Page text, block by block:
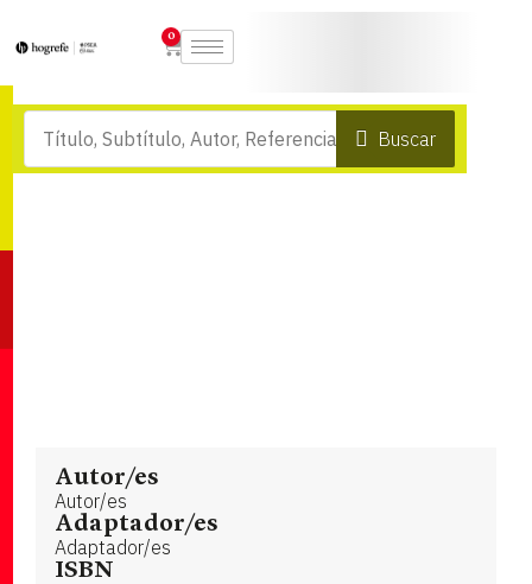
0
Buscar
Autor/es
Autor/es
Adaptador/es
Adaptador/es
ISBN